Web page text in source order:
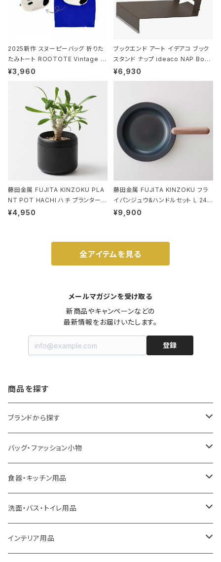
2025新作 スヌーピーバッグ 折りた
たみトート ROOTOTE Vintage P
EANUTS ROO-shopper mid 84
ド.ピーナッツ-0P 3Dグラス
¥3,960
ブックエンド アート イデアコ ブック
スタンド ナップ ideaco NAP Book
stand ブラウン
¥6,930
藤田金属 FUJITA KINZOKU PLA
NT POT HACHI ハチ プランターポ
ット 3号 ブラック
¥4,950
藤田金属 FUJITA KINZOKU フラ
イパンジュウ&ハンドルセット L 24c
m ガス火・IH対応 鉄フライパン ウォ
¥9,900
全アイテムを見る
メールマガジンを受け取る
新商品やキャンペーンなどの
最新情報をお届けいたします。
登録
商品を探す
ブランドから探す
LOQI
ideaco
a.depeche
ROOTOTE
バッグ・ファッション小物
エコバッグ
アクセサリー
トートバッグ
食器・キッチン用品
キッチンラック
キッチンペーパーホルダー
洗面・バス・トイレ用品
洗面用品
インテリア用品